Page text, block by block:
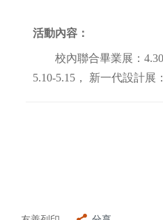
活動內容：
校內聯合畢業展：
5.10-5.15， 新一代設計展